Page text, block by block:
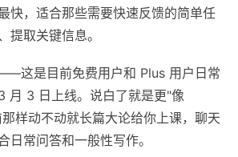
快，适合那些需要快速反馈的简单任
提取关键信息。
这是目前免费用户和 Plus 用户日常
月 3 日上线。说白了就是更"像
样动不动就长篇大论给你上课，聊天
日常问答和一般性写作。